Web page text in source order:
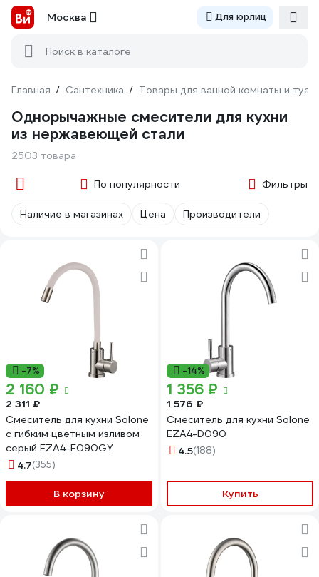
Москва Для юрлиц
Поиск в каталоге
Главная / Сантехника / Товары для ванной комнаты и
Однорычажные смесители для кухни
из нержавеющей стали
2503 товара
По популярности Фильтры
Наличие в магазинах Цена Производители
-7%
2 160 ₽
2 311 ₽
Смеситель для кухни Solone
с гибким цветным изливом
серый EZA4-F090GY
4.7(355)
В корзину
-14%
1 356 ₽
1 576 ₽
Смеситель для кухни Solone
EZA4-D090
4.5(188)
Купить